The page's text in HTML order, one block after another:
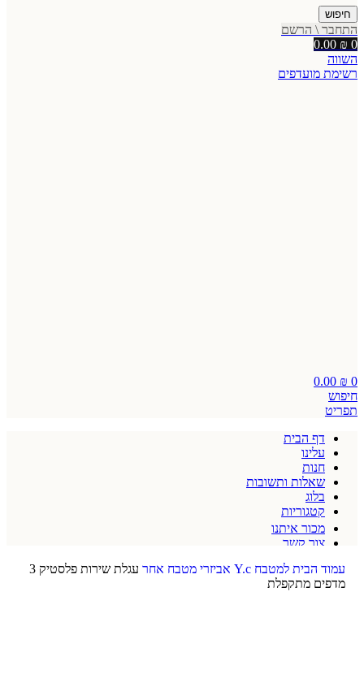
חיפוש
התחבר \ הרשם
0
0.00 ₪
השווה
רשימת מועדפים
0
0.00 ₪
חיפוש
תפריט
דף הבית
עלינו
חנות
שאלות ותשובות
בלוג
קטגוריות
מכור איתנו
צור קשר
עמוד הבית למטבח Y.c אביזרי מטבח אחר
עגלת שירות פלסטיק 3
מדפים מתקפלת